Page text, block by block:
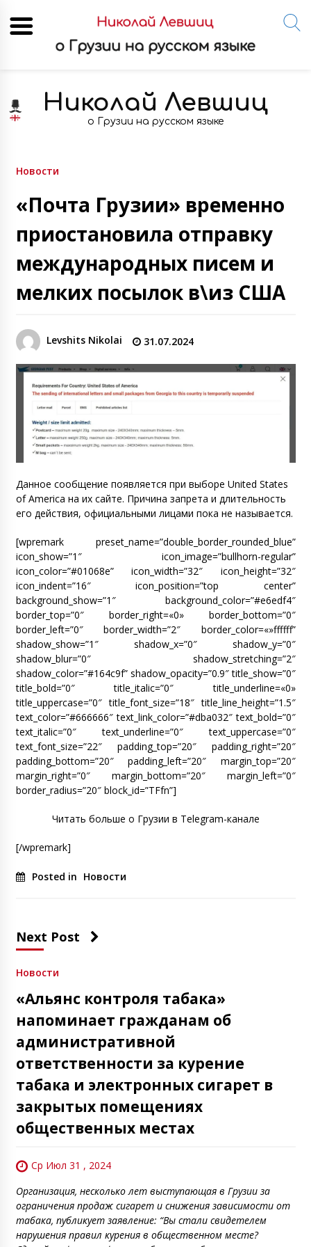
content
Николай Левшиц
о Грузии на русском языке
Новости
«Почта Грузии» временно
приостановила отправку
международных писем и
мелких посылок в\из США
Levshits Nikolai 31.07.2024
Данное сообщение появляется при выборе United States
of America на их сайте. Причина запрета и длительность
его действия, официальными лицами пока не называется.
[wpremark preset_name=”double_border_rounded_blue”
icon_show=”1″ icon_image=”bullhorn-regular”
icon_color=”#01068e” icon_width=”32″ icon_height=”32″
icon_indent=”16″ icon_position=”top center”
background_show=”1″ background_color=”#e6edf4″
border_top=”0″ border_right=«0» border_bottom=”0″
border_left=”0″ border_width=”2″ border_color=«»ffffff”
shadow_show=”1″ shadow_x=”0″ shadow_y=”0″
shadow_blur=”0″ shadow_stretching=”2″
shadow_color=”#164c9f” shadow_opacity=”0.9″ title_show=”0″
title_bold=”0″ title_italic=”0″ title_underline=«0»
title_uppercase=”0″ title_font_size=”18″ title_line_height=”1.5″
text_color=”#666666″ text_link_color=”#dba032″ text_bold=”0″
text_italic=”0″ text_underline=”0″ text_uppercase=”0″
text_font_size=”22″ padding_top=”20″ padding_right=”20″
padding_bottom=”20″ padding_left=”20″ margin_top=”20″
margin_right=”0″ margin_bottom=”20″ margin_left=”0″
border_radius=”20″ block_id=”TFfn”]
Читать больше о Грузии в Telegram-канале
[/wpremark]
Posted in Новости
Next Post
Новости
«Альянс контроля табака»
напоминает гражданам об
административной
ответственности за курение
табака и электронных сигарет в
закрытых помещениях
общественных местах
Ср Июл 31 , 2024
Организация, несколько лет выступающая в Грузии за
ограничения продаж сигарет и снижения зависимости от
табака, публикует заявление: “Вы стали свидетелем
нарушения правил курения в общественном месте?